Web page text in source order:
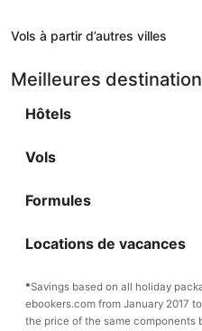
Vols à partir d’autres villes
Meilleures
Hôtels
Vols
Formules
Locations de vacances
*Savings based on all holiday
ebookers.com from January 2017
the price of the same components